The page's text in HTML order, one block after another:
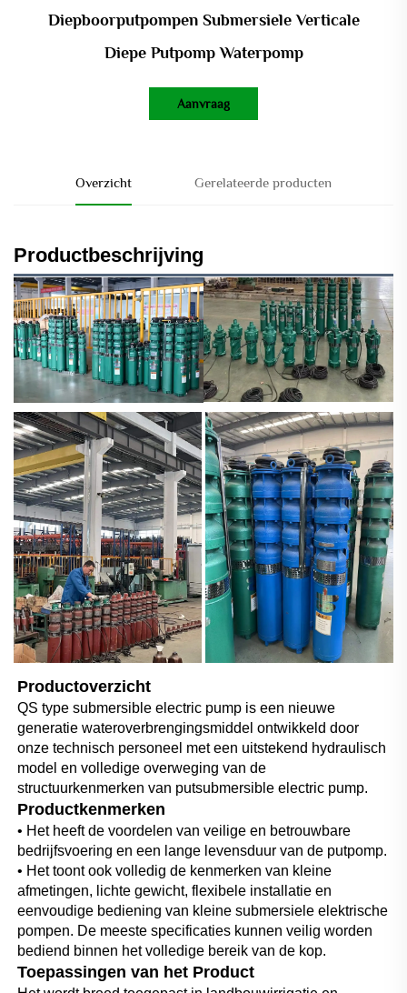
Diepboorputpompen Submersiele Verticale
Diepe Putpomp Waterpomp
Aanvraag
Overzicht Gerelateerde producten
Productbeschrijving
Productoverzicht
QS type submersible electric pump is een nieuwe
generatie wateroverbrengingsmiddel ontwikkeld door
onze technisch personeel met een uitstekend hydraulisch
model en volledige overweging van de
structuurkenmerken van putsubmersible electric pump.
Productkenmerken
• Het heeft de voordelen van veilige en betrouwbare
• Het toont ook volledig de kenmerken van kleine
afmetingen, lichte gewicht, flexibele installatie en
eenvoudige bediening van kleine submersiele elektrische
pompen. De meeste specificaties kunnen veilig worden
bediend binnen het volledige bereik van de kop.
Toepassingen van het Product